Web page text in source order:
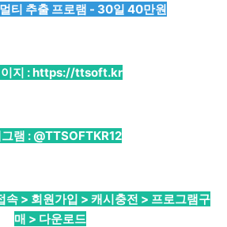
티 추출 프로램 - 30일 40만원
지 :https://ttsoft.kr
램 : @TTSOFTKR12
속 > 회원가입 > 캐시충전 > 프로그램구
매 > 다운로드